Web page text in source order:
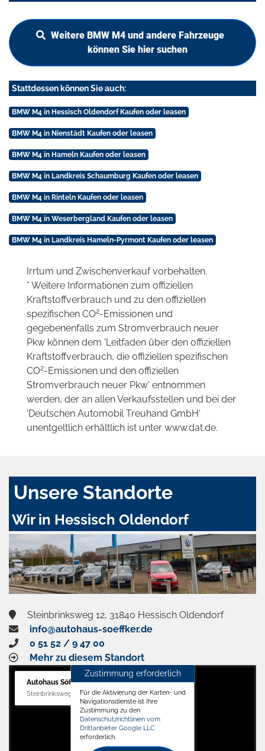
Weitere BMW M4 und andere Fahrzeuge
können Sie hier suchen
Stattdessen können Sie auch:
BMW M4 in Hessisch Oldendorf Kaufen oder leasen
BMW M4 in Nienstädt Kaufen oder leasen
BMW M4 in Hameln Kaufen oder leasen
BMW M4 in Landkreis Schaumburg Kaufen oder leasen
BMW M4 in Rinteln Kaufen oder leasen
BMW M4 in Weserbergland Kaufen oder leasen
BMW M4 in Landkreis Hameln-Pyrmont Kaufen oder leasen
Irrtum und Zwischenverkauf vorbehalten.
* Weitere Informationen zum offiziellen
Kraftstoffverbrauch und zu den offiziellen
spezifischen CO2-Emissionen und
gegebenenfalls zum Stromverbrauch neuer
Pkw können dem 'Leitfaden über den offiziellen
Kraftstoffverbrauch, die offiziellen spezifischen
CO2-Emissionen und den offiziellen
Stromverbrauch neuer Pkw' entnommen
werden, der an allen Verkaufsstellen und bei der
'Deutschen Automobil Treuhand GmbH'
unentgeltlich erhältlich ist unter www.dat.de.
Unsere Standorte
Wir in Hessisch Oldendorf
Steinbrinksweg 12, 31840 Hessisch Oldendorf
info@autohaus-soeffker.de
0 51 52 / 9 47 00
Mehr zu diesem Standort
Autohaus Söffker GmbH
Steinbrinksweg 12, 31840 Hessisch Oldendorf
Zustimmung erforderlich
Für die Aktivierung der Karten- und
Navigationsdienste ist Ihre
Zustimmung zu den
Datenschutzrichtlinien vom
Drittanbieter Google LLC
erforderlich.